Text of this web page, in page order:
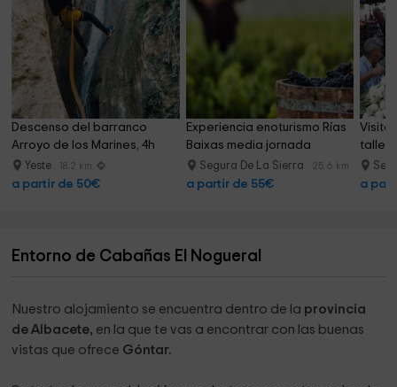
Descenso del barranco
Arroyo de los Marines, 4h
Yeste 18.2 km
a partir de 50€
Experiencia enoturismo Rías
Baixas media jornada
Segura De La Sierra 25.6 km
a partir de 55€
Visita
taller
a
Entorno de Cabañas El Nogueral
Nuestro alojamiento se encuentra dentro de la provincia
de Albacete, en la que te vas a encontrar con las buenas
vistas que ofrece Góntar.